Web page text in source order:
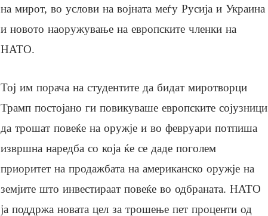
на мирот, во услови на војната меѓу Русија и Украина
и новото наоружување на европските членки на
НАТО.
Тој им порача на студентите да бидат миротворци
Трамп постојано ги повикуваше европските сојузници
да трошат повеќе на оружје и во февруари потпиша
извршна наредба со која ќе се даде поголем
приоритет на продажбата на американско оружје на
земјите што инвестираат повеќе во одбраната. НАТО
ја поддржа новата цел за трошење пет проценти од